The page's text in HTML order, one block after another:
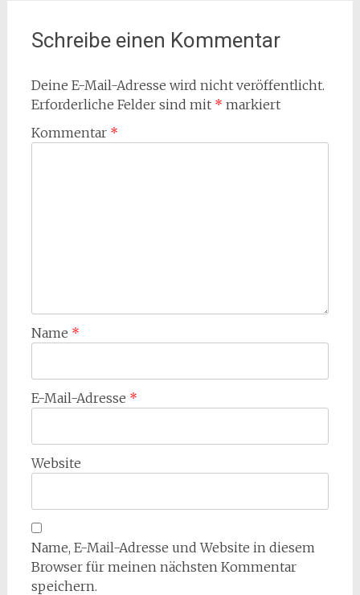
Schreibe einen Kommentar
Deine E-Mail-Adresse wird nicht veröffentlicht.
Erforderliche Felder sind mit * markiert
Kommentar *
Name *
E-Mail-Adresse *
Website
Name, E-Mail-Adresse und Website in diesem
Browser für meinen nächsten Kommentar
speichern.